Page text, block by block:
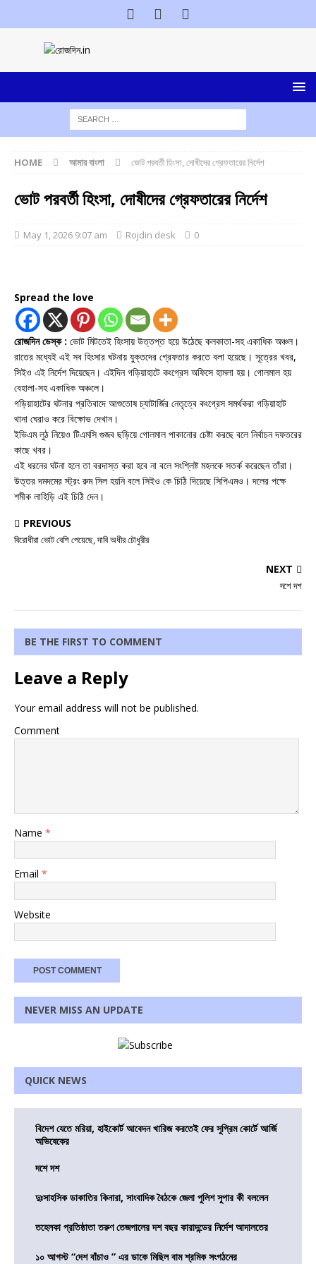
HOME আমার বাংলা ভোট পরবর্তী হিংসা, দোষীদের গ্রেফতারের নির্দেশ
ভোট পরবর্তী হিংসা, দোষীদের গ্রেফতারের নির্দেশ
May 1, 2026 9:07 am Rojdin desk 0
Spread the love
রোজদিন ডেস্ক : ভোট মিটতেই হিংসায় উত্তপ্ত হয়ে উঠেছে কলকাতা-সহ একাধিক অঞ্চল।
রাতের মধ্যেই এই সব হিংসার ঘটনায় যুক্তদের গ্রেফতার করতে বলা হয়েছে। সূত্রের খবর,
সিইও এই নির্দেশ দিয়েছেন। এইদিন গড়িয়াহাটে কংগ্রেস অফিসে হামলা হয়। গোলমাল হয়
বেহালা-সহ একাধিক অঞ্চলে।
গড়িয়াহাটের ঘটনার প্রতিবাদে আশুতোষ চ্যাটার্জির নেতৃত্বে কংগ্রেস সমর্থকরা গড়িয়াহাট
থানা ঘেরাও করে বিক্ষোভ দেখান।
ইভিএম লুঠ নিয়েও টিএমসি গুজব ছড়িয়ে গোলমাল পাকানোর চেষ্টা করছে বলে নির্বাচন দফতরের
কাছে খবর।
এই ধরনের ঘটনা হলে তা বরদাস্ত করা হবে না বলে সংশ্লিষ্ট মহলকে সতর্ক করেছেন তাঁরা।
উত্তর দমদমের স্ট্রং রুম সিল হয়নি বলে সিইও কে চিঠি দিয়েছে সিপিএমও। দলের পক্ষে
শমীক লাহিড়ি এই চিঠি দেন।
PREVIOUS
বিরোধীরা ভোট বেশি পেয়েছে, দাবি অধীর চৌধুরীর
NEXT
দশে দশ
BE THE FIRST TO COMMENT
Leave a Reply
Your email address will not be published.
Comment
Name *
Email *
Website
NEVER MISS AN UPDATE
QUICK NEWS
বিদেশ যেতে মরিয়া, হাইকোর্ট আবেদন খারিজ করতেই ফের সুপ্রিম কোর্টে আর্জি
অভিষেকের
দশে দশ
দুঃসাহসিক ডাকাতির কিনারা, সাংবাদিক বৈঠকে জেলা পুলিশ সুপার কী বললেন
তহেলকা প্রতিষ্ঠাতা তরুণ তেজপালের দশ বছর কারাদন্ডের নির্দেশ আদালতের
১০ আগস্ট “দেশ বাঁচাও ” এর ডাকে মিছিল বাম শ্রমিক সংগঠনের